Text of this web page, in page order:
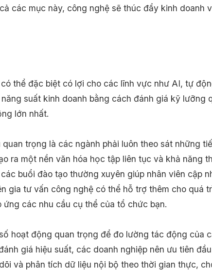
các mục này, công nghệ sẽ thúc đẩy kinh doanh
thể đặc biệt có lợi cho các lĩnh vực như AI, tự
suất kinh doanh bằng cách đánh giá kỹ lưỡng
lớn nhất.
trọng là các ngành phải luôn theo sát những
ra một nền văn hóa học tập liên tục và khả năng
buổi đào tạo thường xuyên giúp nhân viên cập
gia tư vấn công nghệ có thể hỗ trợ thêm cho quá
các nhu cầu cụ thể của tổ chức bạn.
hoạt động quan trọng để đo lường tác động của
giá hiệu suất, các doanh nghiệp nên ưu tiên
và phân tích dữ liệu nội bộ theo thời gian thực,